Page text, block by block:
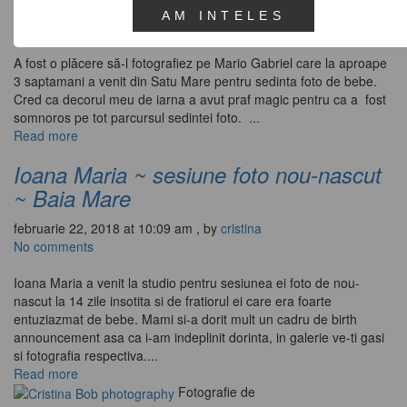
februarie 22, 2018 at 1:54 pm , bycristina
A fost o plăcere să-l fotografiez pe Mario Gabriel care la aproape
3 saptamani a venit din Satu Mare pentru sedinta foto de bebe.
Cred ca decorul meu de iarna a avut praf magic pentru ca a fost
somnoros pe tot parcursul sedintei foto. ...
Read more
Ioana Maria ~ sesiune foto nou-nascut
~ Baia Mare
februarie 22, 2018 at 10:09 am , by cristina
No comments
Ioana Maria a venit la studio pentru sesiunea ei foto de nou-
nascut la 14 zile insotita si de fratiorul ei care era foarte
entuziazmat de bebe. Mami si-a dorit mult un cadru de birth
announcement asa ca i-am indeplinit dorinta, in galerie ve-ti gasi
si fotografia respectiva....
Read more
Fotografie de
AM INTELES